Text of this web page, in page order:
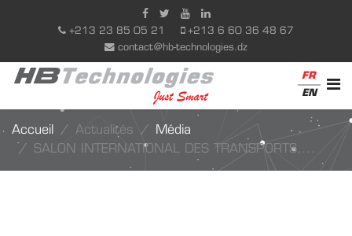
+213 23 85 05 21
+213 6 60 36 48 67
contact@hb-technologies.dz
FR
EN
Accueil Actualités
Média
SALON INTERNATIONAL DES TRANSPORTS,...